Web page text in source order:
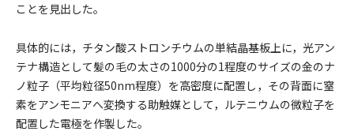
ことを見出した。
具体的には，チタン酸ストロンチウムの単結晶基板上に，光アン
テナ構造として髪の毛の太さの1000分の1程度のサイズの金のナ
ノ粒子（平均粒径50nm程度）を高密度に配置し，その背面に窒
素をアンモニアへ変換する助触媒として，ルテニウムの微粒子を
配置した電極を作製した。